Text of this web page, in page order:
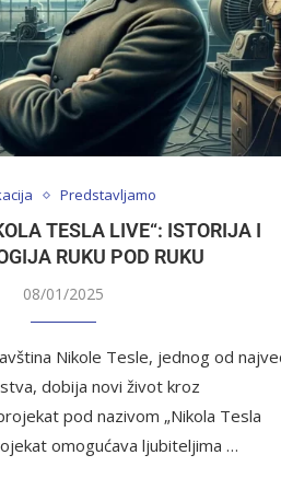
Predstavljamo
TESLA LIVE“: ISTORIJA I
RUKU POD RUKU
08/01/2025
Nikole Tesle, jednog od
dobija novi život kroz
pod nazivom „Nikola Tesla
omogućava ljubiteljima …